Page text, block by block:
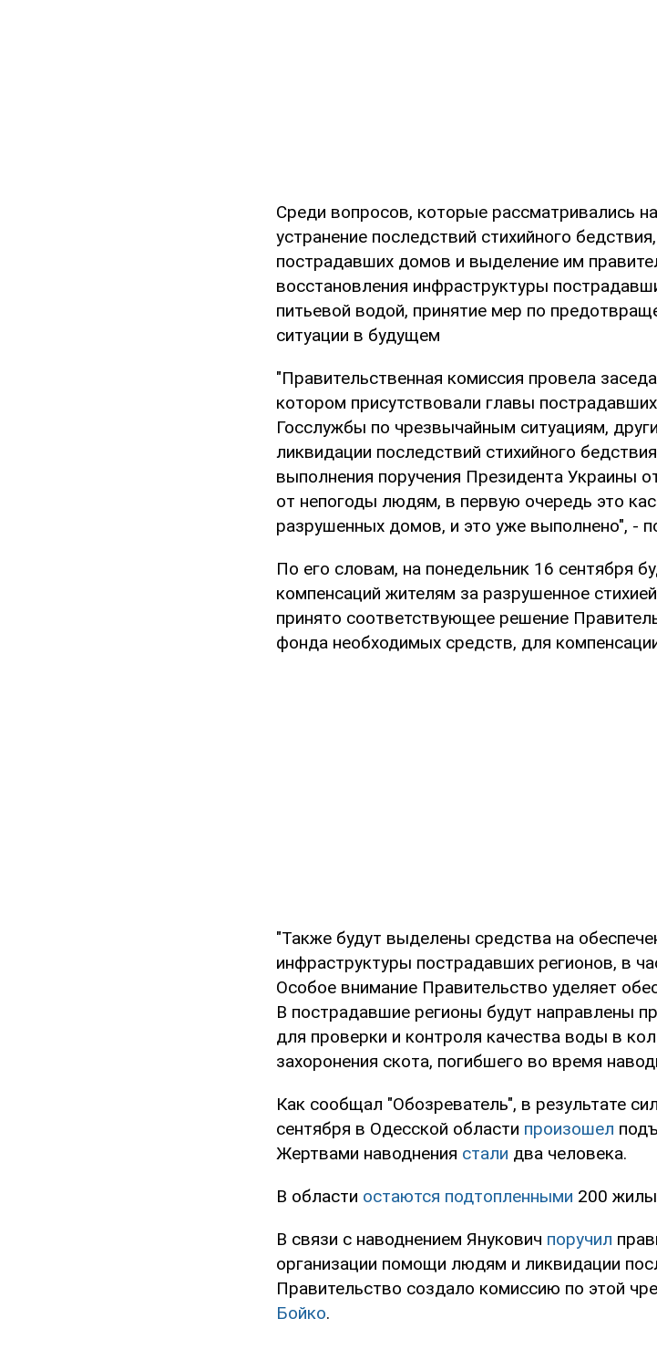
Среди вопросов, которые рассматривались
устранение последствий стихийного
пострадавших домов и выделение им
восстановления инфраструктуры
питьевой водой, принятие мер по
ситуации в будущем
"Правительственная комиссия провела
котором присутствовали главы
Госслужбы по чрезвычайным ситуациям,
ликвидации последствий стихийного
выполнения поручения Президента Украины
от непогоды людям, в первую очередь это
разрушенных домов, и это уже выполнено", -
По его словам, на понедельник 16 сентября
компенсаций жителям за разрушенное
принято соответствующее решение
фонда необходимых средств, для
"Также будут выделены средства на
инфраструктуры пострадавших регионов, в
Особое внимание Правительство уделяет
В пострадавшие регионы будут направлены
для проверки и контроля качества воды в
захоронения скота, погибшего во время
Как сообщал "Обозреватель", в результате
сентября в Одесской области произошел
Жертвами наводнения стали два человека.
В области остаются подтопленными 200
В связи с наводнением Янукович поручил
организации помощи людям и ликвидации
Правительство создало комиссию по этой
Бойко.